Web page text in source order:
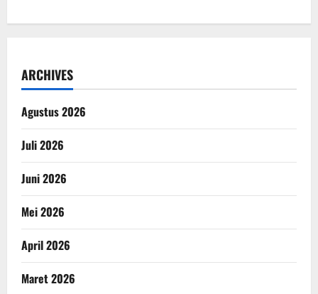
ARCHIVES
Agustus 2026
Juli 2026
Juni 2026
Mei 2026
April 2026
Maret 2026